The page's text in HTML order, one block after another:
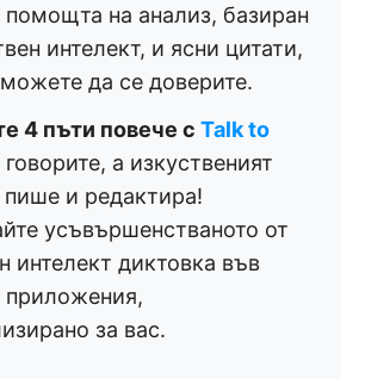
на анализ, базиран
интелект, и ясни цитати,
да се доверите.
4 пъти повече с Talk to
а изкуственият
пише и редактира!
усъвършенстваното от
интелект диктовка във
приложения,
за вас.